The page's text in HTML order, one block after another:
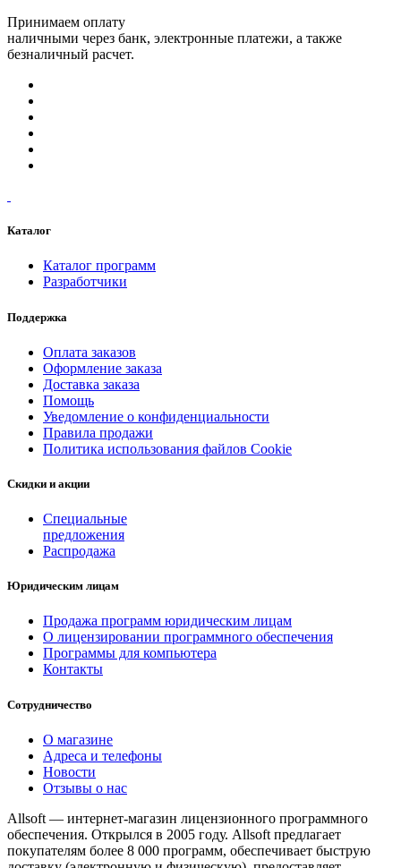
Принимаем оплату
наличными через банк, электронные платежи, а также
безналичный расчет.
Каталог
Каталог программ
Разработчики
Поддержка
Оплата заказов
Оформление заказа
Доставка заказа
Помощь
Уведомление о конфиденциальности
Правила продажи
Политика использования файлов Cookie
Скидки и акции
Специальные
предложения
Распродажа
Юридическим лицам
Продажа программ юридическим лицам
О лицензировании программного обеспечения
Программы для компьютера
Контакты
Сотрудничество
О магазине
Адреса и телефоны
Новости
Отзывы о нас
Allsoft — интернет-магазин лицензионного программного
обеспечения. Открылся в 2005 году. Allsoft предлагает
покупателям более 8 000 программ, обеспечивает быструю